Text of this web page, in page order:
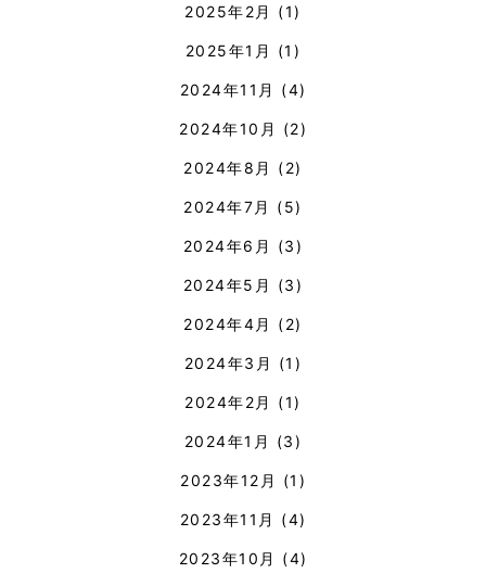
2025年2月 (1)
2025年1月 (1)
2024年11月 (4)
2024年10月 (2)
2024年8月 (2)
2024年7月 (5)
2024年6月 (3)
2024年5月 (3)
2024年4月 (2)
2024年3月 (1)
2024年2月 (1)
2024年1月 (3)
2023年12月 (1)
2023年11月 (4)
2023年10月 (4)